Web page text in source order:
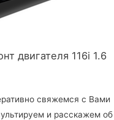
двигателя 116i 1.6
свяжемся с Вами
и расскажем об